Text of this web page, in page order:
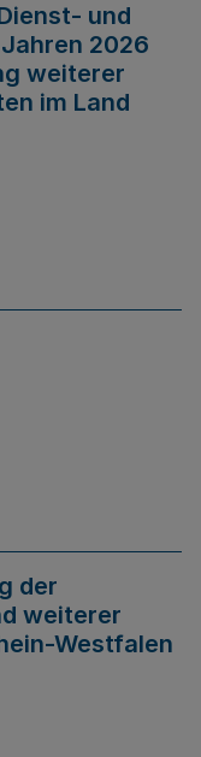
und
2026
weiterer
im Land
der
weiterer
Westfalen